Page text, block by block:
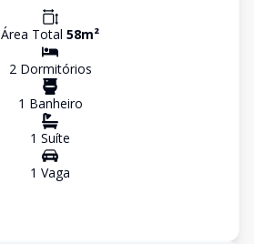
Área Total 58m²
2Dormitórios
1 Banheiro
1 Suíte
1 Vaga